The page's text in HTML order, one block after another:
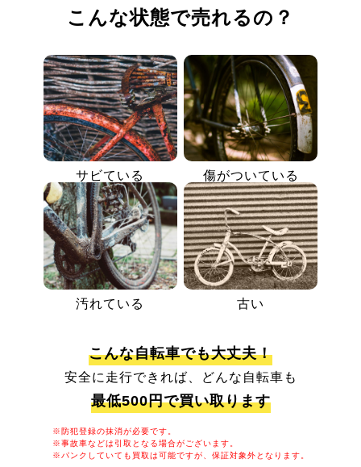
こんな状態で売れるの？
サビている 傷がついている
汚れている 古い
こんな自転車でも大丈夫！
安全に走行できれば、どんな自転車も
最低500円で買い取ります
※防犯登録の抹消が必要です。
※事故車などは引取となる場合がございます。
※パンクしていても買取は可能ですが、保証対象外となります。